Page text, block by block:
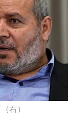
右）